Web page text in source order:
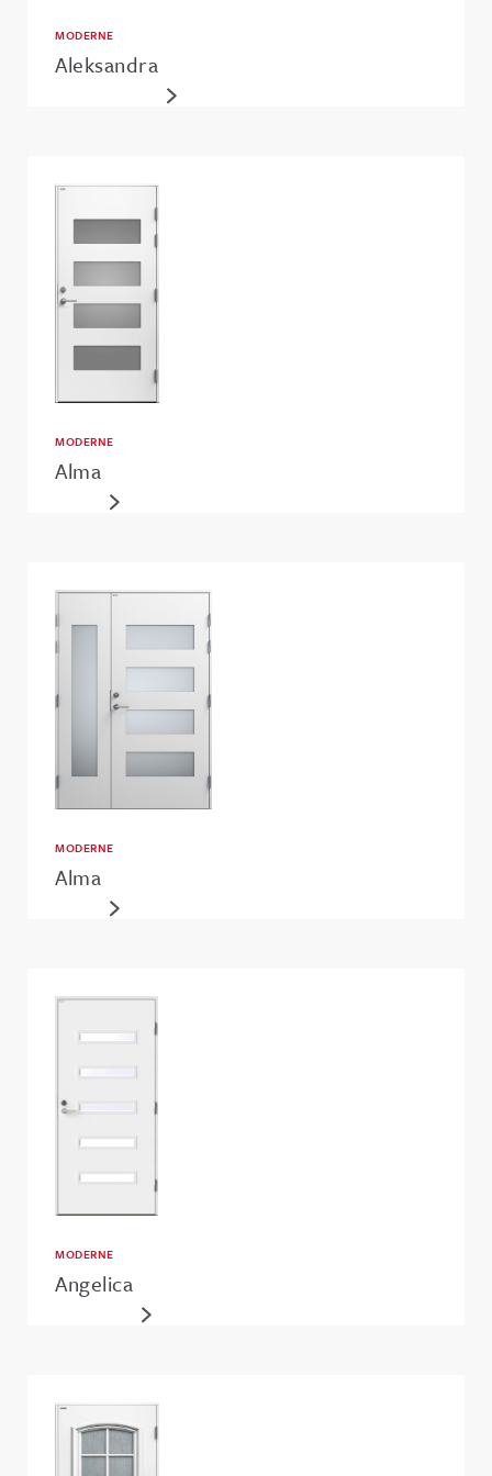
MODERNE
Aleksandra
MODERNE
Alma
MODERNE
Alma
MODERNE
Angelica